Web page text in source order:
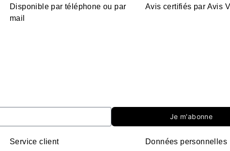
Disponible par téléphone ou par
mail
Avis certifiés par Avis
Je m'abonne
Service client Données personnelles